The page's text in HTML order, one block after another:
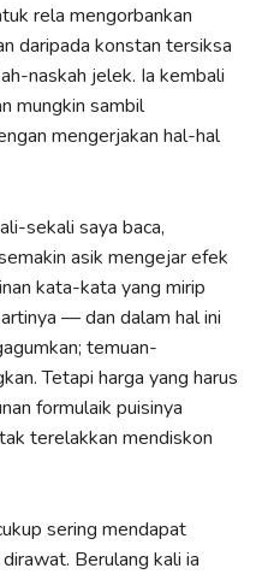
rela mengorbankan
daripada konstan tersiksa
naskah jelek. Ia kembali
mungkin sambil
mengerjakan hal-hal
sekali saya baca,
asik mengejar efek
kata-kata yang mirip
— dan dalam hal ini
temuan-
Tetapi harga yang harus
formulaik puisinya
terelakkan mendiskon
sering mendapat
Berulang kali ia